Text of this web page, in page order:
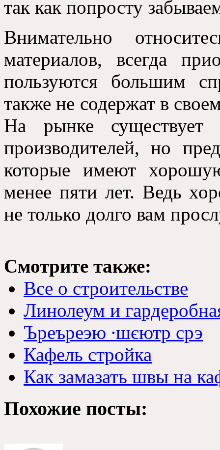
так как попросту
Внимательно
материалов, всегда
пользуются большим
также не содержат в
На рынке существует
производителей, но
которые имеют
менее пяти лет. Ведь
не только долго вам
Смотрите также:
Все о строительстве
Линолеум и
Ъреъреэю ∙шєютр срэ
Кафель стройка
Как замазать швы на
Похожие посты: